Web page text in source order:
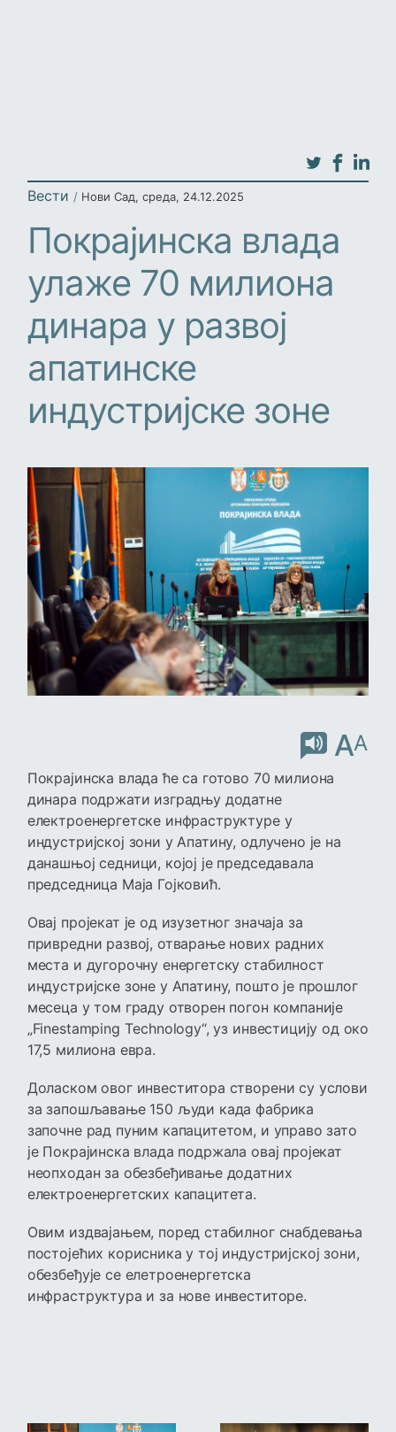
Вести / Нови Сад, среда, 24.12.2025
Покрајинска влада
улаже 70 милиона
динара у развој
апатинске
индустријске зоне
AA
Покрајинска влада ће са готово 70 милиона
динара подржати изградњу додатне
електроенергетске инфраструктуре у
индустријској зони у Апатину, одлучено је на
данашњој седници, којој је председавала
председница Маја Гојковић.
Овај пројекат је од изузетног значаја за
привредни развој, отварање нових радних
места и дугорочну енергетску стабилност
индустријске зоне у Апатину, пошто је прошлог
месеца у том граду отворен погон компаније
„Finestamping Тechnology“, уз инвестицију од око
17,5 милиона евра.
Доласком овог инвеститора створени су услови
за запошљавање 150 људи када фабрика
започне рад пуним капацитетом, и управо зато
је Покрајинска влада подржала овај пројекат
неопходан за обезбеђивање додатних
електроенергетских капацитета.
Овим издвајањем, поред стабилног снабдевања
постојећих корисника у тој индустријској зони,
обезбеђује се елетроенергетска
инфраструктура и за нове инвеститоре.